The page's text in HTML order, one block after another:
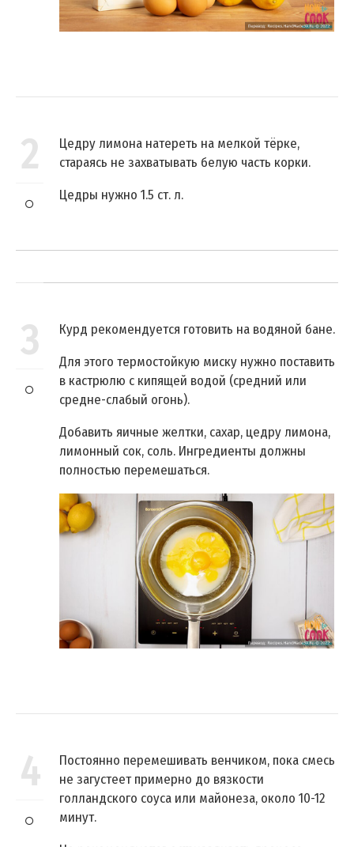
2
Цедру лимона натереть на мелкой тёрке,
стараясь не захватывать белую часть корки.
Цедры нужно 1.5 ст. л.
3
Курд рекомендуется готовить на водяной бане.
Для этого термостойкую миску нужно поставить
в кастрюлю с кипящей водой (средний или
средне-слабый огонь).
Добавить яичные желтки, сахар, цедру лимона,
лимонный сок, соль. Ингредиенты должны
полностью перемешаться.
4
Постоянно перемешивать венчиком, пока смесь
не загустеет примерно до вязкости
голландского соуса или майонеза, около 10-12
минут.